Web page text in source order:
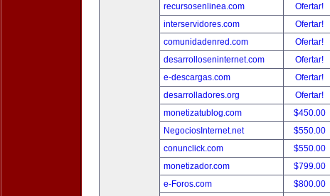
recursosenlinea.com
Ofertar!
interservidores.com
Ofertar!
comunidadenred.com
Ofertar!
desarrolloseninternet.com
Ofertar!
e-descargas.com
Ofertar!
desarrolladores.org
Ofertar!
monetizatublog.com
$450.00
NegociosInternet.net
$550.00
conunclick.com
$550.00
monetizador.com
$799.00
e-Foros.com
$800.00